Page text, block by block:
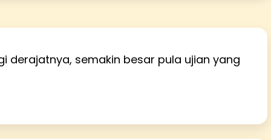
derajatnya, semakin besar pula ujian yang